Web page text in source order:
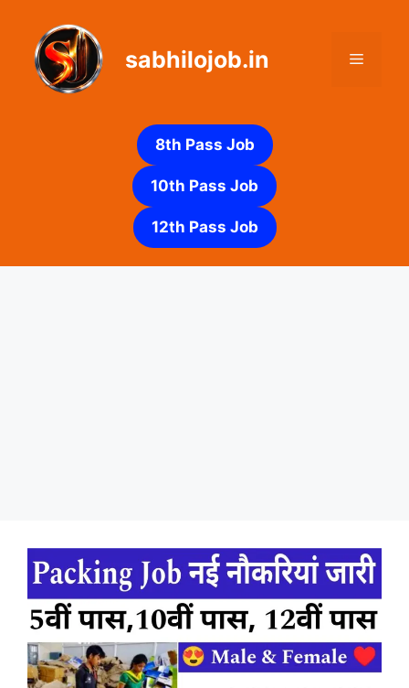
content
sabhilojob.in Menu
8th Pass Job
10th Pass Job
12th Pass Job